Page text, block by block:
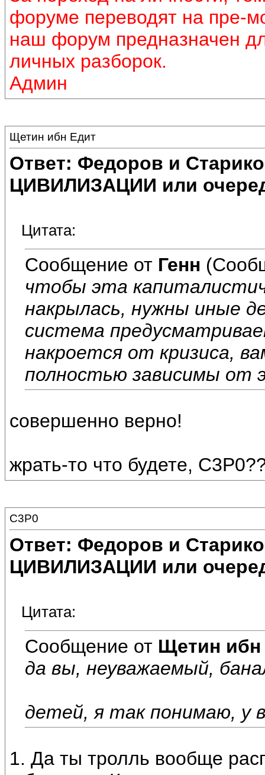
форуме переводят на пре-
наш форум предназначен
личных разборок.
Админ
Щетин ибн Едит
Ответ: Федоров и
ЦИВИЛИЗАЦИИ или
Цитата:
Сообщение от Генн
чтобы эта
накрылась, нужны иные
система
накроется от кризиса,
полностью зависимы от
совершенно верно!
жрать-то что будете,
C3P0
Ответ: Федоров и
ЦИВИЛИЗАЦИИ или
Цитата:
Сообщение от Щетин ибн
да вы, неуважаемый,
детей, я так понимаю, у
1. Да ты тролль вообще